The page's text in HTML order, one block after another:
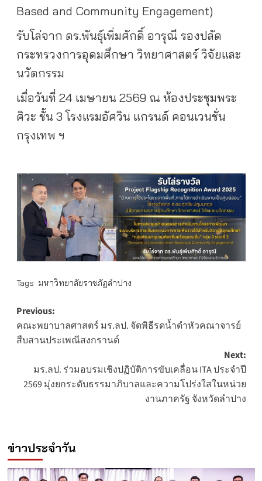
Based and Community Engagement)
รับโล่จาก ดร.พันธุ์เพิ่มศักดิ์ อารุณี รองปลัด
กระทรวงการอุดมศึกษา วิทยาศาสตร์ วิจัยและ
นวัตกรรม
เมื่อวันที่ 24 เมษายน 2569 ณ ห้องประชุมพระ
ศิวะ ชั้น 3โรงแรมอัศวิน แกรนด์ คอนเวนชั่น
กรุงเทพ ฯ
Tags: มหาวิทยาลัยราชภัฏลำปาง
Post
navigation
Previous:
คณะพยาบาลศาสตร์ มร.ลป. จัดพิธีรดน้ำดำหัวคณาจารย์
สืบสานประเพณีสงกรานต์
Next:
มร.ลป. ร่วมอบรมเชิงปฏิบัติการขับเคลื่อน ITA ประจำปี
2569 มุ่งยกระดับธรรมาภิบาลและความโปร่งใสในหน่วย
งานภาครัฐ จังหวัดลำปาง
ข่าวประจำวัน